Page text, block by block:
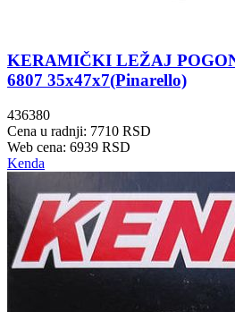
KERAMIČKI LEŽAJ
6807 35x47x7(Pinarello)
436380
Cena u radnji: 7710 RSD
Web cena: 6939 RSD
Kenda